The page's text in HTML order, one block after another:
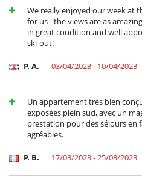
Para sus comidas
Cocine usted mismo
We really enjoyed our week at
for us - the views are as
in great condition and well
ski-out!
P. A. 03/04/2023 - 10/04/2023
Un appartement très bien
exposées plein sud, avec un
prestation pour des séjours en
agréables.
P. B. 17/03/2023 - 25/03/2023